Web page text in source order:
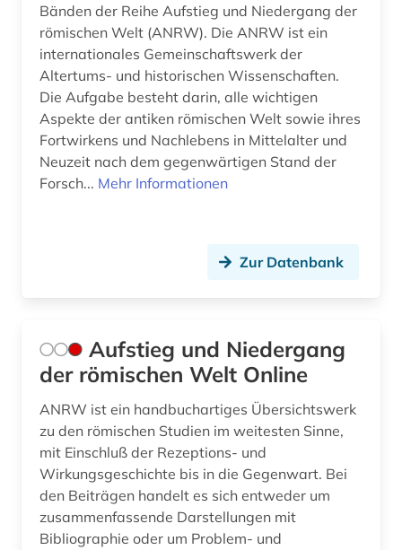
onomasiologie (1)
ontologie (1)
open access (2)
open data (1)
open science (1)
ostraka (2)
ostrakon (5)
paläographie (2)
papyrologie (3)
papyrus (15)
patristik (7)
Bänden der Reihe Aufstieg und Niedergang der
römischen Welt (ANRW). Die ANRW ist ein
internationales Gemeinschaftswerk der
Altertums- und historischen Wissenschaften.
Die Aufgabe besteht darin, alle wichtigen
Aspekte der antiken römischen Welt sowie ihres
Fortwirkens und Nachlebens in Mittelalter und
Neuzeit nach dem gegenwärtigen Stand der
Forsch... Mehr Informationen
Zur Datenbank
Aufstieg und Niedergang
der römischen Welt Online
ANRW ist ein handbuchartiges Übersichtswerk
zu den römischen Studien im weitesten Sinne,
mit Einschluß der Rezeptions- und
Wirkungsgeschichte bis in die Gegenwart. Bei
den Beiträgen handelt es sich entweder um
zusammenfassende Darstellungen mit
Bibliographie oder um Problem- und